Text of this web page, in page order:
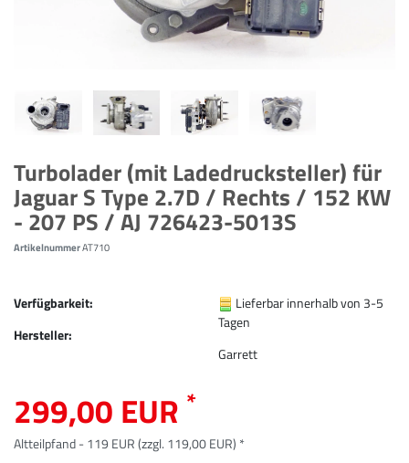
Turbolader (mit Ladedrucksteller) für
Jaguar S Type 2.7D / Rechts / 152 KW
- 207 PS / AJ 726423-5013S
ArtikelnummerAT710
Verfügbarkeit:
Hersteller:
Lieferbar innerhalb von 3-5
Tagen
Garrett
299,00 EUR *
Altteilpfand - 119 EUR (zzgl. 119,00 EUR) *